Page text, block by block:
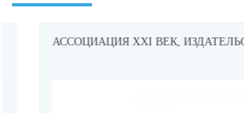
АССОЦИАЦИЯ XXI ВЕК, ИЗДАТЕЛЬСТВО